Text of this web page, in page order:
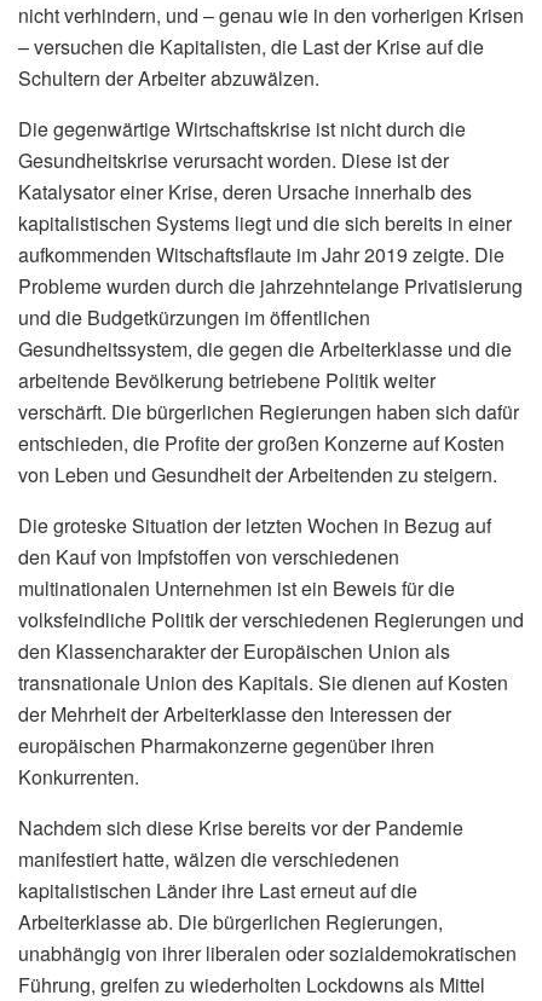
nicht verhindern, und – genau wie in den vorherigen Krisen
– versuchen die Kapitalisten, die Last der Krise auf die
Schultern der Arbeiter abzuwälzen.
Die gegenwärtige Wirtschaftskrise ist nicht durch die
Gesundheitskrise verursacht worden. Diese ist der
Katalysator einer Krise, deren Ursache innerhalb des
kapitalistischen Systems liegt und die sich bereits in einer
aufkommenden Witschaftsflaute im Jahr 2019 zeigte. Die
Probleme wurden durch die jahrzehntelange Privatisierung
und die Budgetkürzungen im öffentlichen
Gesundheitssystem, die gegen die Arbeiterklasse und die
arbeitende Bevölkerung betriebene Politik weiter
verschärft. Die bürgerlichen Regierungen haben sich dafür
entschieden, die Profite der großen Konzerne auf Kosten
von Leben und Gesundheit der Arbeitenden zu steigern.
Die groteske Situation der letzten Wochen in Bezug auf
den Kauf von Impfstoffen von verschiedenen
multinationalen Unternehmen ist ein Beweis für die
volksfeindliche Politik der verschiedenen Regierungen und
den Klassencharakter der Europäischen Union als
transnationale Union des Kapitals. Sie dienen auf Kosten
der Mehrheit der Arbeiterklasse den Interessen der
europäischen Pharmakonzerne gegenüber ihren
Konkurrenten.
Nachdem sich diese Krise bereits vor der Pandemie
manifestiert hatte, wälzen die verschiedenen
kapitalistischen Länder ihre Last erneut auf die
Arbeiterklasse ab. Die bürgerlichen Regierungen,
unabhängig von ihrer liberalen oder sozialdemokratischen
Führung, greifen zu wiederholten Lockdowns als Mittel